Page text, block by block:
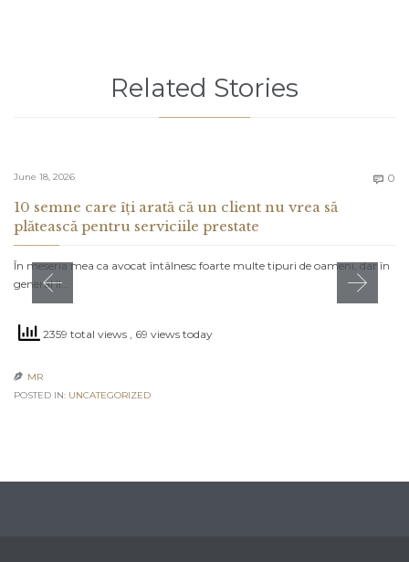
Related Stories
June 18, 2026  0
10 semne care îți arată că un client nu vrea să
plătească pentru serviciile prestate
În meseria mea ca avocat întâlnesc foarte multe tipuri de oameni, dar în
general îi…
2359 total views , 69 views today
 MR
POSTED IN: UNCATEGORIZED